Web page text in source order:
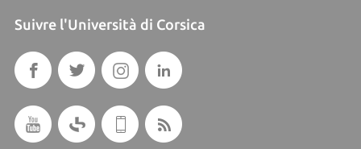
Suivre l'Università di Corsica